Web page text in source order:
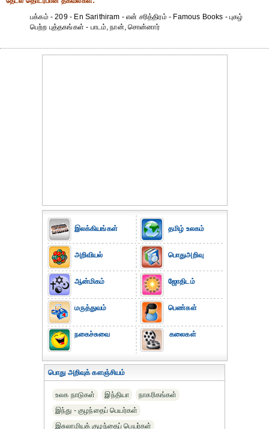
பக்கம் - 209 - En Sarithiram - என் சரித்திரம் - Famous Books - புகழ்
பெற்ற புத்தகங்கள் - பாடம், நான், சொன்னார்
இலக்கியங்கள்
அறிவியல்
ஆன்மிகம்
மருத்துவம்
நகைச்சுவை
தமிழ் உலகம்
பொதுஅறிவு
ஜோதிடம்
பெண்கள்
கலைகள்
பொது அறிவுக் களஞ்சியம்
உலக நாடுகள் இந்தியா
நாகரிகங்கள்
இந்து - குழந்தைப் பெயர்கள்
இசுலாமியக் குழந்தைப் பெயர்கள்